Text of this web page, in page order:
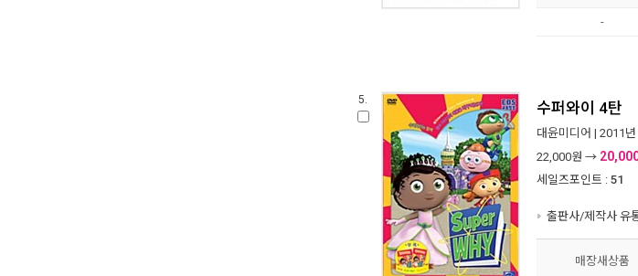
-
5. 수퍼와이 4탄
대윤미디어 | 2011년
22,000원 →
세일즈포인트 : 51
출판사/제작사 유
매장새상품